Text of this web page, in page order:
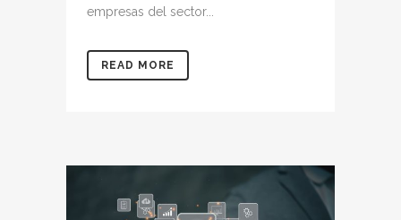
empresas del sector...
READ MORE